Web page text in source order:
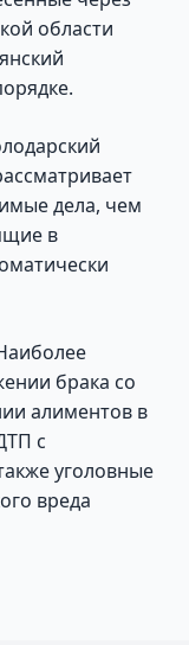
области
дела, чем
в
брака со
алиментов в
с
уголовные
вреда